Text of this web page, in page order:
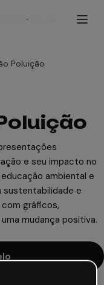
Cadastre-se
Poluição
e seu impacto no
ambiental e
sustentabilidade e
gráficos,
mudança positiva.